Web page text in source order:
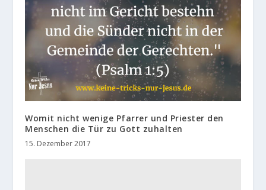
Womit nicht wenige Pfarrer und Priester den
Menschen die Tür zu Gott zuhalten
15. Dezember 2017